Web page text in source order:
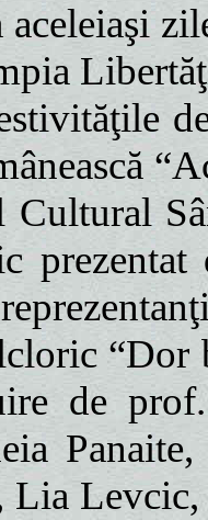
aceleiaşi
“Dor
de
Lia